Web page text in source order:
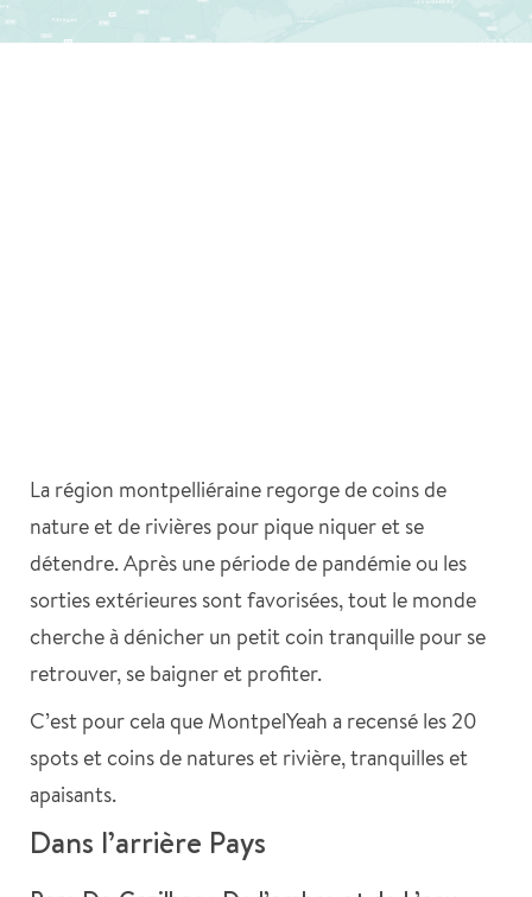
La région montpelliéraine regorge de coins de
nature et de rivières pour pique niquer et se
détendre. Après une période de pandémie ou les
sorties extérieures sont favorisées, tout le monde
cherche à dénicher un petit coin tranquille pour se
retrouver, se baigner et profiter.
C’est pour cela que MontpelYeah a recensé les 20
spots et coins de natures et rivière, tranquilles et
apaisants.
Dans l’arrière Pays